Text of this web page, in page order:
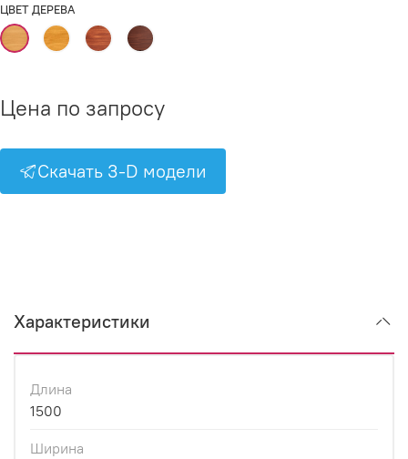
Цена по запросу
Скачать 3-D модели
ЦВЕТ ДЕРЕВА
Характеристики
Длина
1500
Ширина